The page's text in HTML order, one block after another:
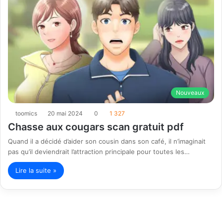
Nouveaux
toomics 20 mai 2024 0 1 327
Chasse aux cougars scan gratuit pdf
Quand il a décidé d’aider son cousin dans son café, il n’imaginait
pas qu’il deviendrait l’attraction principale pour toutes les…
Lire la suite »